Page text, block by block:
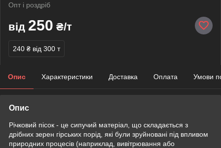
Опт і роздріб
від 250 ₴/т
240 ₴ від 300 т
Опис Характеристики Доставка Оплата Умови
Опис
Річковий пісок - це сипучий матеріал, що складається з
дрібних зерен гірських порід, які були зруйновані під впливом
природних процесів (наприклад, вивітрювання або